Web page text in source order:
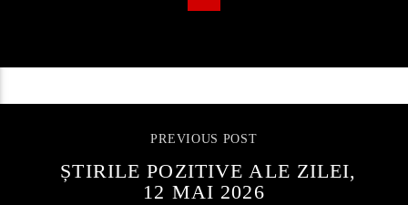
PREVIOUS POST
ȘTIRILE POZITIVE ALE ZILEI,
12 MAI 2026